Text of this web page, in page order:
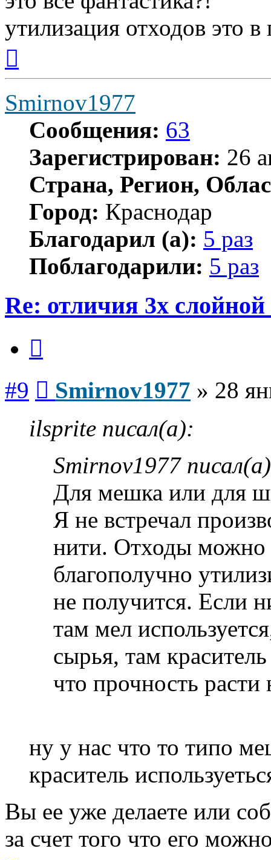
утилизация отходов это
началу
Smirnov1977
Сообщения: 63
Зарегистрирован: 26
Страна, Регион,
Город: Краснодар
Благодарил (а): 5 раз
Поблагодарили: 5 раз
Re: отличия 3х
#9 Smirnov1977 » 28
ilsprite писал(а):
Smirnov1977
Для мешка или для
Я не встречал
нити. Отходы можно
благополучно
не получится. Если
там мел
сырья, там
что прочность расти
ну у нас что то типо
краситель
Вы ее уже делаете или
за счет того что его